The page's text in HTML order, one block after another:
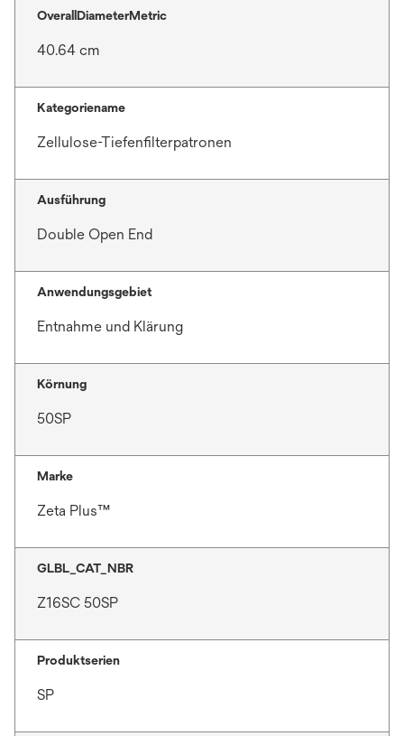
OverallDiameterMetric
40.64 cm
Kategoriename
Zellulose-Tiefenfilterpatronen
Ausführung
Double Open End
Anwendungsgebiet
Entnahme und Klärung
Körnung
50SP
Marke
Zeta Plus™
GLBL_CAT_NBR
Z16SC 50SP
Produktserien
SP